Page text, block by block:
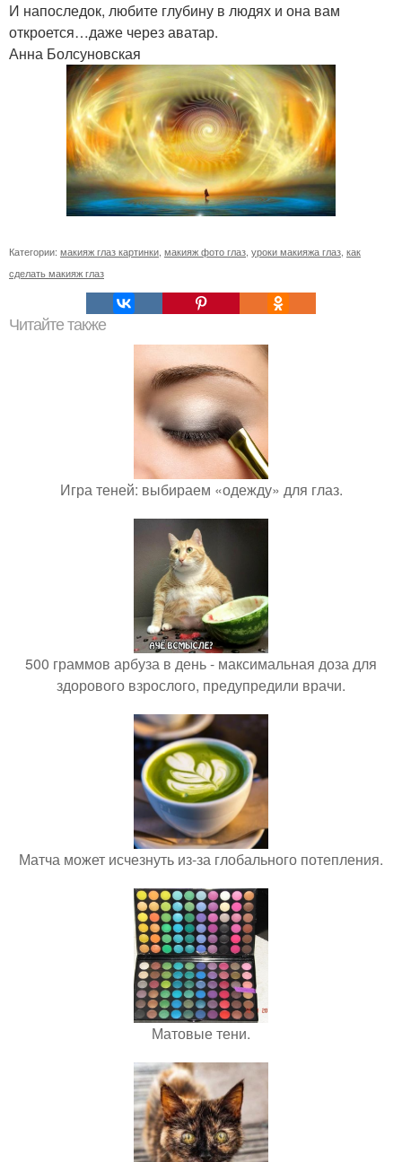
И напоследок, любите глубину в людях и она вам
откроется…даже через аватар.
Анна Болсуновская
Категории: макияж глаз картинки макияж фото глаз уроки макияжа глаз как
сделать макияж глаз
Читайте также
Игра теней: выбираем «одежду» для глаз.
500 граммов арбуза в день - максимальная доза для
здорового взрослого, предупредили врачи.
Матча может исчезнуть из-за глобального потепления.
Матовые тени.